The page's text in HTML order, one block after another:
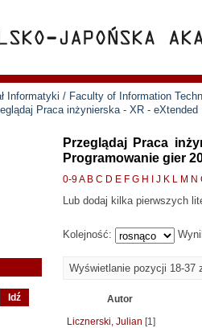
Informatyki / Faculty of Information
Praca inżynierska - XR -
Przeglądaj Praca
Programowanie gier
0-9A B C D E F G H J K L M N
Lub dodaj kilka pierwszych
Kolejność:
Wyświetlanie pozycji 18-37
Autor
Licznerski, Julian [1]